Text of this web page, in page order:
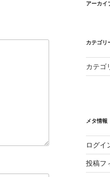
アーカイ
カテゴリ
カテゴ
メタ情報
ログイ
投稿フ